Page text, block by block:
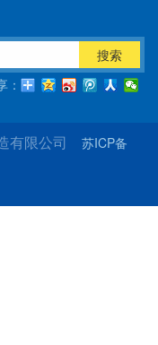
搜索
：
有限公司 苏ICP备